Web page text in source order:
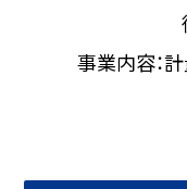
事業内容：